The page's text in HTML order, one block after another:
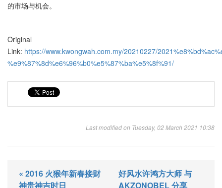
的市场与机会。
Original
Link: https://www.kwongwah.com.my/20210227/
%e9%87%8d%e6%96%b0%e5%87%ba%e5%8f%91/
Last modified on Tuesday, 02 March 2021 10:38
« 2016 火猴年新春接财
神贵神吉时日
好风水许鸿方大师 与
AKZONOBEL 分享